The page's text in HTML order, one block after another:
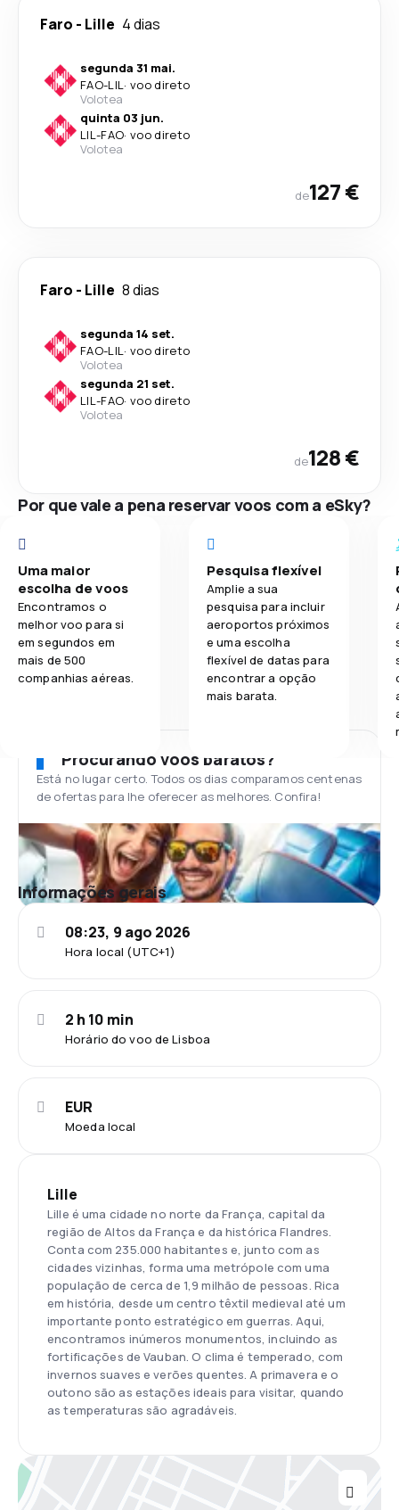
Faro - Lille 4 dias
segunda 31 mai.
FAO-LIL· voo direto
Volotea
quinta 03 jun.
LIL-FAO· voo direto
Volotea
de127 €
Faro - Lille 8 dias
segunda 14 set.
FAO-LIL· voo direto
Volotea
segunda 21 set.
LIL-FAO· voo direto
Volotea
de128 €
Por que vale a pena reservar voos com a eSky?
Uma maior
escolha de voos
Encontramos o
melhor voo para si
em segundos em
mais de 500
companhias aéreas.
Pesquisa flexível
Amplie a sua
pesquisa para incluir
aeroportos próximos
e uma escolha
flexível de datas para
encontrar a opção
mais barata.
Procurando voos baratos?
Está no lugar certo. Todos os dias comparamos centenas
de ofertas para lhe oferecer as melhores. Confira!
Informações gerais
Hora local (UTC+1)
08:23, 9 ago 2026
Horário do voo de Lisboa
2 h 10 min
Moeda local
EUR
Lille
Lille é uma cidade no norte da França, capital da
região de Altos da França e da histórica Flandres.
Conta com 235.000 habitantes e, junto com as
cidades vizinhas, forma uma metrópole com uma
população de cerca de 1,9 milhão de pessoas. Rica
em história, desde um centro têxtil medieval até um
importante ponto estratégico em guerras. Aqui,
encontramos inúmeros monumentos, incluindo as
fortificações de Vauban. O clima é temperado, com
invernos suaves e verões quentes. A primavera e o
outono são as estações ideais para visitar, quando
as temperaturas são agradáveis.